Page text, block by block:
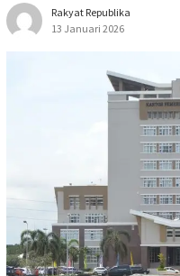
Rakyat Republika
13 Januari 2026